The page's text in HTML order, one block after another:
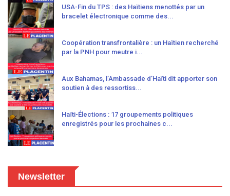
USA-Fin du TPS : des Haïtiens menottés par un
bracelet électronique comme des...
Coopération transfrontalière : un Haïtien recherché
par la PNH pour meutre i...
Aux Bahamas, l’Ambassade d’Haïti dit apporter son
soutien à des ressortiss...
Haïti-Élections : 17 groupements politiques
enregistrés pour les prochaines c...
Newsletter